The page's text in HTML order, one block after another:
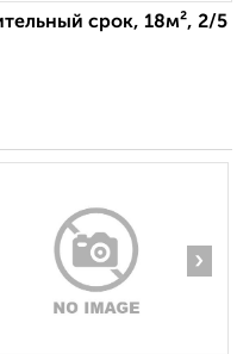
срок, 18м², 2/5
›